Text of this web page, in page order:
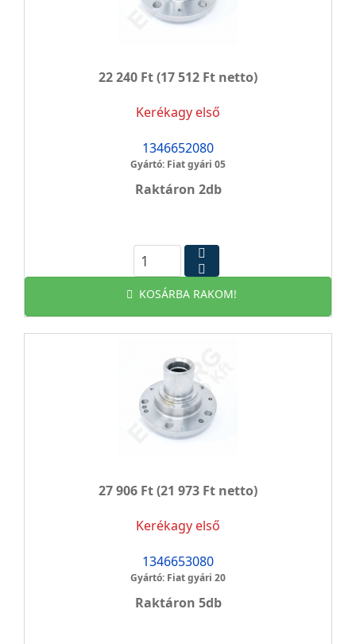
22 240 Ft(17 512 Ft netto)
Kerékagy első
1346652080
Gyártó: Fiat gyári 05
Raktáron 2db
KOSÁRBA RAKOM!
27 906 Ft(21 973 Ft netto)
Kerékagy első
1346653080
Gyártó: Fiat gyári 20
Raktáron 5db